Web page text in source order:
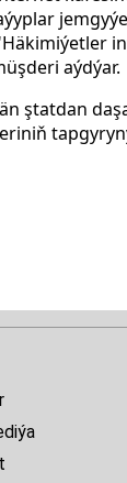
aýdýar.
ştatdan